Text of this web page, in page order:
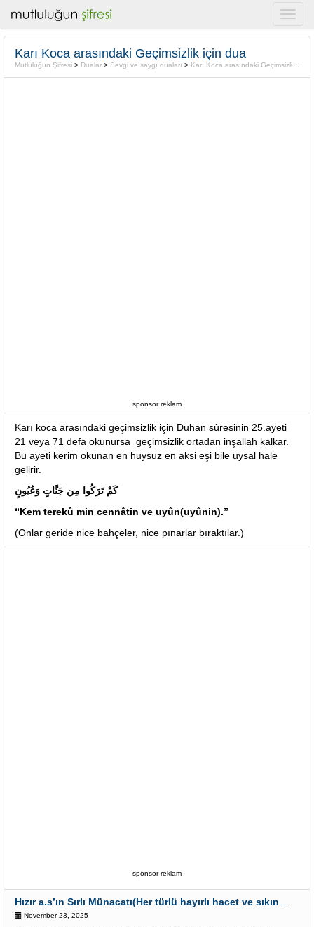
Karı Koca arasındaki Geçimsizlik için dua
Mutluluğun Şifresi > Dualar > Sevgi ve saygı duaları > Karı Koca arasındaki Geçimsizlik için dua
sponsor reklam
Karı koca arasındaki geçimsizlik için Duhan sûresinin 25.ayeti
21 veya 71 defa okunursa geçimsizlik ortadan inşallah kalkar.
Bu ayeti kerim okunan en huysuz en aksi eşi bile uysal hale
gelirir.
كَمْ تَرَكُوا مِن جَنَّاتٍ وَعُيُونٍ
“Kem terekû min cennâtin ve uyûn(uyûnin).”
(Onlar geride nice bahçeler, nice pınarlar bıraktılar.)
sponsor reklam
November 23, 2025